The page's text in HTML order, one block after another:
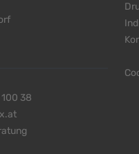
38